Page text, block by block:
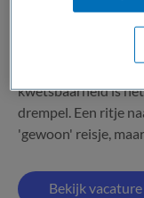
Tijdelijk
Welke uitdaging ga
stuur? Voor veel
kwetsbaarheid is
drempel. Een ritje
'gewoon' reisje,
Bekijk vacature